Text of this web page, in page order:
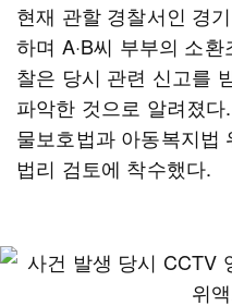
현재 관할 경찰서인 경
하며 A·B씨 부부의 소
찰은 당시 관련 신고를
파악한 것으로 알려졌
물보호법과 아동복지법
법리 검토에 착수했다.